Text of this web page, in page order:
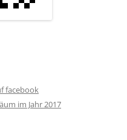
facebook
im Jahr 2017